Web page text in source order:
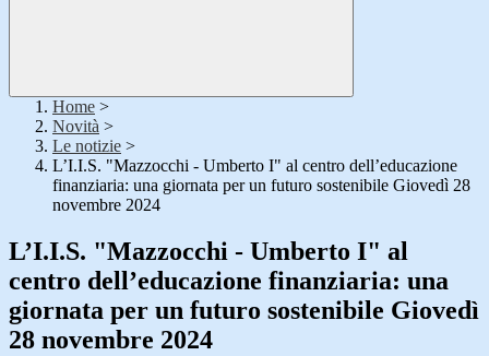
Home >
Novità >
Le notizie >
L’I.I.S. "Mazzocchi - Umberto I" al centro dell’educazione
finanziaria: una giornata per un futuro sostenibile Giovedì 28
novembre 2024
L’I.I.S. "Mazzocchi - Umberto I" al
centro dell’educazione finanziaria: una
giornata per un futuro sostenibile Giovedì
28 novembre 2024